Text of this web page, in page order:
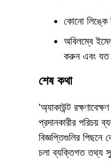
কোনো লিঙ্কে
অবিলম্বে
করুন এবং যত
শেষ কথা
'অ্যাকাউন্ট
প্রদানকারীর পরিচয়
বিজ্ঞপ্তিগুলির
চলা ব্যক্তিগত তথ্য